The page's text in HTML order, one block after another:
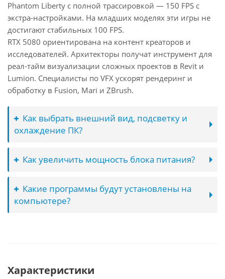
Phantom Liberty с полной трассировкой — 150 FPS с
экстра-настройками. На младших моделях эти игры не
достигают стабильных 100 FPS.
RTX 5080 ориентирована на контент креаторов и
исследователей. Архитекторы получат инструмент для
реал-тайм визуализации сложных проектов в Revit и
Lumion. Специалисты по VFX ускорят рендеринг и
обработку в Fusion, Mari и ZBrush.
Как выбрать внешний вид, подсветку и
охлаждение ПК?
Как увеличить мощность блока питания?
Какие программы будут установлены на
компьютере?
Характеристики